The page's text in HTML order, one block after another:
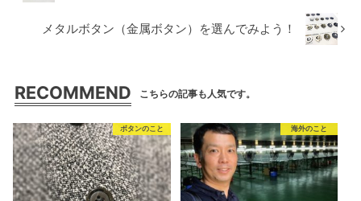
メタルボタン（金属ボタン）を選んでみよう！
RECOMMEND こちらの記事も人気です。
ボタンのこと 海外のこと